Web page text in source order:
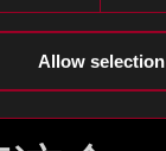
Allow selection
13/10/20223